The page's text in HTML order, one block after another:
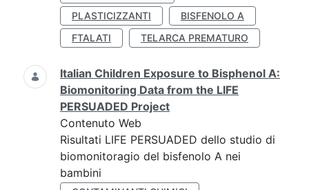
PLASTICIZZANTI
BISFENOLO A
FTALATI
TELARCA PREMATURO
Italian Children Exposure to Bisphenol A:
Biomonitoring Data from the LIFE
PERSUADED Project
Contenuto Web
Risultati LIFE PERSUADED dello studio di
biomonitoragio del bisfenolo A nei
bambini